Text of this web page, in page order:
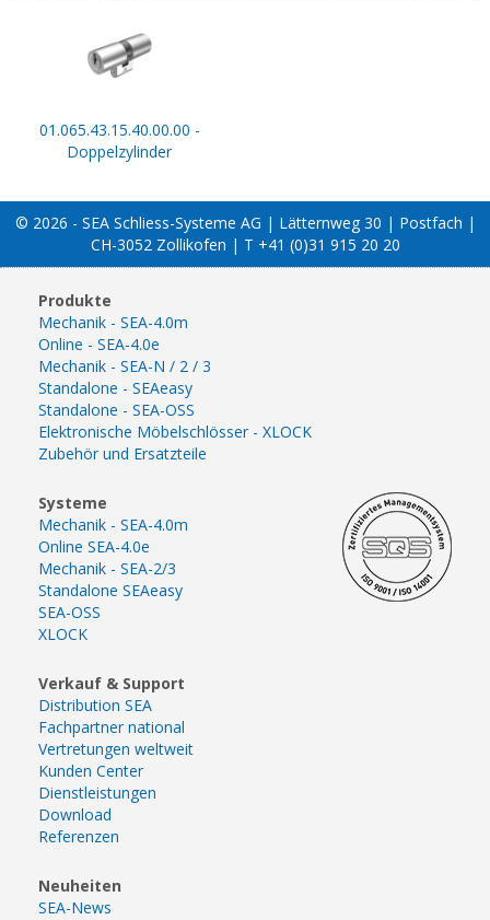
01.065.43.15.40.00.00 -
Doppelzylinder
© 2026 - SEA Schliess-Systeme AG | Lätternweg 30 | Postfach |
CH-3052 Zollikofen | T +41 (0)31 915 20 20
Produkte
Mechanik - SEA-4.0m
Online - SEA-4.0e
Mechanik - SEA-N / 2 / 3
Standalone - SEAeasy
Standalone - SEA-OSS
Elektronische Möbelschlösser - XLOCK
Zubehör und Ersatzteile
Systeme
Mechanik - SEA-4.0m
Online SEA-4.0e
Mechanik - SEA-2/3
Standalone SEAeasy
SEA-OSS
XLOCK
Verkauf & Support
Distribution SEA
Fachpartner national
Vertretungen weltweit
Kunden Center
Dienstleistungen
Download
Referenzen
Neuheiten
SEA-News